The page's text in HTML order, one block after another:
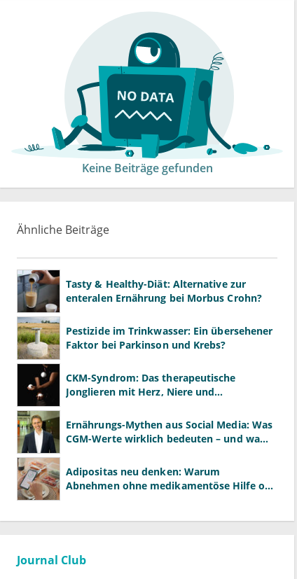
Keine Beiträge gefunden
Ähnliche Beiträge
Tasty & Healthy-Diät: Alternative zur
enteralen Ernährung bei Morbus Crohn?
Pestizide im Trinkwasser: Ein übersehener
Faktor bei Parkinson und Krebs?
CKM-Syndrom: Das therapeutische
Jonglieren mit Herz, Niere und
Ernährungs-Mythen aus Social Media: Was
CGM-Werte wirklich bedeuten – und was
Adipositas neu denken: Warum
Abnehmen ohne medikamentöse Hilfe oft
Journal Club